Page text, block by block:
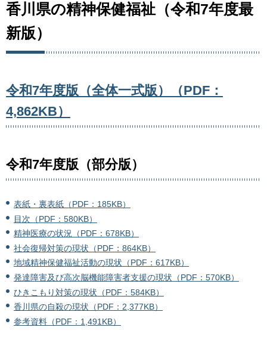
香川県の精神保健福祉（令和7年度最
新版）
令和7年度版（全体一式版）（PDF：
4,862KB）
令和7年度版（部分版）
表紙・裏表紙（PDF：185KB）
目次（PDF：580KB）
精神医療の状況（PDF：678KB）
社会復帰対策の現状（PDF：864KB）
地域精神保健福祉活動の現状（PDF：617KB）
発達障害及び高次脳機能障害者支援の現状（PDF：570KB）
ひきこもり対策の現状（PDF：584KB）
香川県の自殺の現状（PDF：2,377KB）
参考資料（PDF：1,491KB）